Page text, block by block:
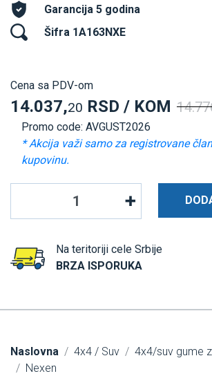
Garancija 5 godina
Šifra 1A163NXE
Cena sa PDV-om
14.037,20 RSD / KOM
Promo code: AVGUST2026
* Akcija važi samo za registrovane
kupovinu.
Na teritoriji cele Srbije
BRZA ISPORUKA
Naslovna 4x4 / Suv
4x4/suv gume
Nexen